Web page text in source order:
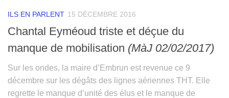
ILS EN PARLENT 15 DÉCEMBRE 2016
Chantal Eyméoud triste et déçue du
manque de mobilisation (MàJ 02/02/2017)
Sur les ondes, la maire d’Embrun est revenue ce 9
décembre sur les dégâts des lignes aériennes THT. Elle
regrette le manque d’unité des élus et le manque de